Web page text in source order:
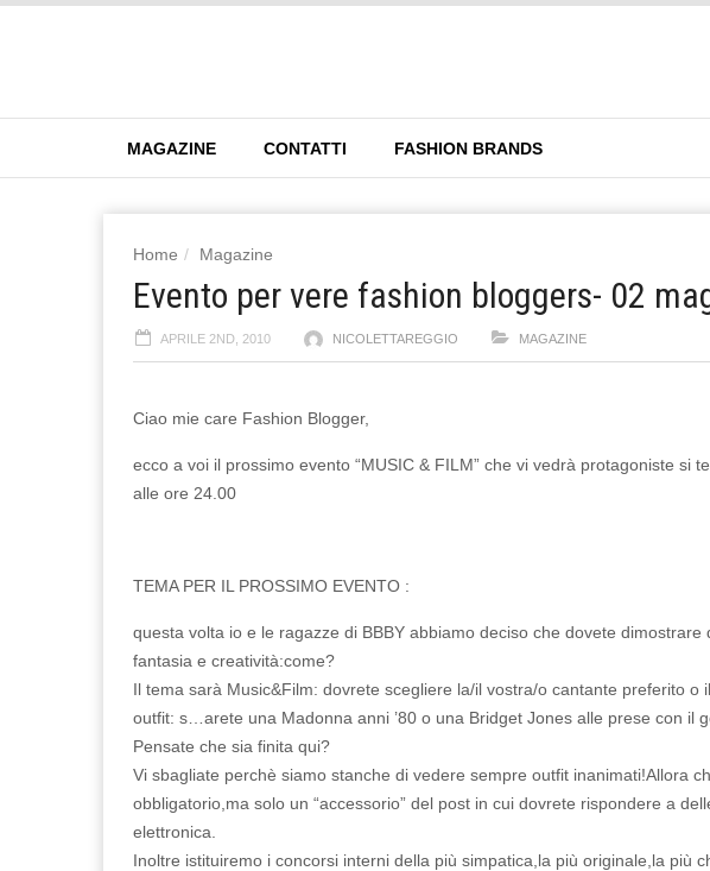
MAGAZINE CONTATTI FASHION BRANDS
Home Magazine
Evento per vere fashion bloggers- 02
APRILE 2ND, 2010 NICOLETTAREGGIO MAGAZINE
Ciao mie care Fashion Blogger,
ecco a voi il prossimo evento “MUSIC & FILM” che vi vedrà protagoniste si
alle ore 24.00
TEMA PER IL PROSSIMO EVENTO :
questa volta io e le ragazze di BBBY abbiamo deciso che dovete
fantasia e creatività:come?
Il tema sarà Music&Film: dovrete scegliere la/il vostra/o cantante preferito
outfit: s…arete una Madonna anni ’80 o una Bridget Jones alle prese con il
Pensate che sia finita qui?
Vi sbagliate perchè siamo stanche di vedere sempre outfit inanimati!Allora
obbligatorio,ma solo un “accessorio” del post in cui dovrete rispondere a
elettronica.
Inoltre istituiremo i concorsi interni della più simpatica,la più originale,la più